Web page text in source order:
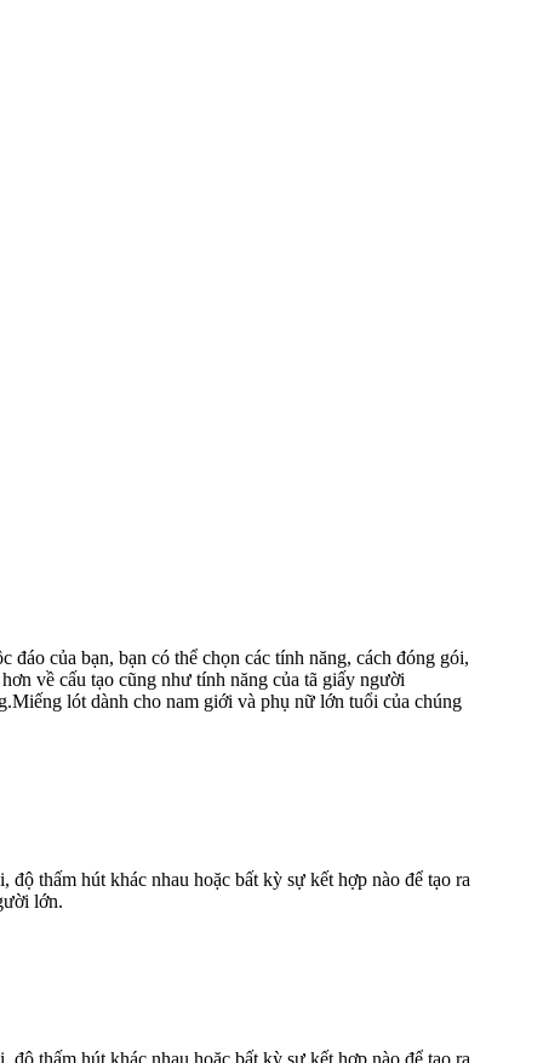
của bạn, bạn có thể chọn các tính năng, cách đóng gói,
về cấu tạo cũng như tính năng của tã giấy người
lót dành cho nam giới và phụ nữ lớn tuổi của chúng
thấm hút khác nhau hoặc bất kỳ sự kết hợp nào để tạo ra
lớn.
thấm hút khác nhau hoặc bất kỳ sự kết hợp nào để tạo ra